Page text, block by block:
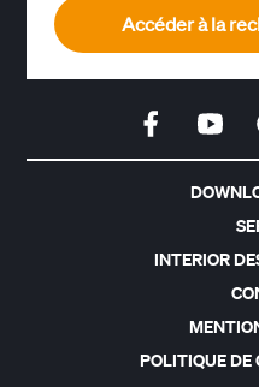
Accéder à la
INTERIOR
POLITIQUE DE